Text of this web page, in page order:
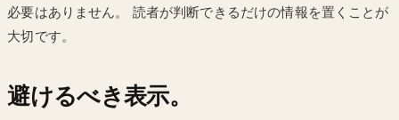
必要はありません。 読者が判断できるだけの情報を置くことが
大切です。
避けるべき表示。